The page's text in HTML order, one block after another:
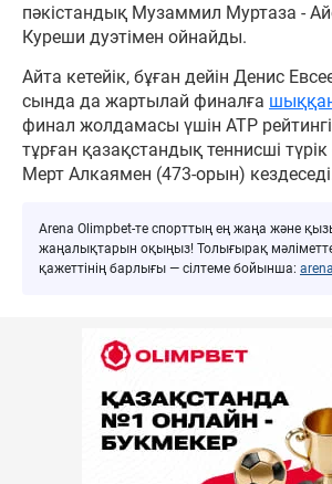
пәкістандық Музаммил Муртаза -
Куреши дуэтімен ойнайды.
Айта кетейік, бұған дейін Денис
сында да жартылай финалға
финал жолдамасы үшін ATP
тұрған қазақстандық теннисші
Мерт Алкаямен (473-орын)
Arena Olimpbet-те спорттың ең жаңа және
жаңалықтарын оқыңыз! Толығырақ
қажеттінің барлығы — сілтеме бойынша: